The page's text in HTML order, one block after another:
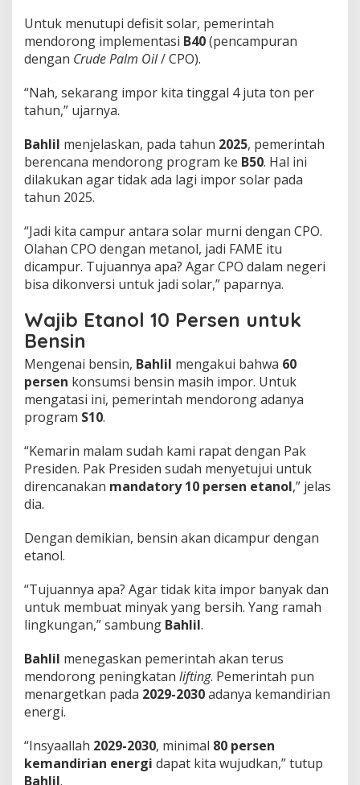
​Untuk menutupi defisit solar, pemerintah
mendorong implementasi B40(pencampuran
dengan Crude Palm Oil/ CPO).
​“Nah, sekarang impor kita tinggal 4 juta ton per
tahun,” ujarnya.
Bahlil menjelaskan, pada tahun 2025, pemerintah
berencana mendorong program ke B50. Hal ini
dilakukan agar tidak ada lagi impor solar pada
tahun 2025.
​“Jadi kita campur antara solar murni dengan CPO.
Olahan CPO dengan metanol, jadi FAME itu
dicampur. Tujuannya apa? Agar CPO dalam negeri
bisa dikonversi untuk jadi solar,” paparnya.
Wajib Etanol 10 Persen untuk
Bensin
​Mengenai bensin, Bahlil mengakui bahwa 60
persen konsumsi bensin masih impor. Untuk
mengatasi ini, pemerintah mendorong adanya
program S10.
​“Kemarin malam sudah kami rapat dengan Pak
Presiden. Pak Presiden sudah menyetujui untuk
direncanakan mandatory 10 persen etanol,” jelas
dia.
​Dengan demikian, bensin akan dicampur dengan
etanol.
​“Tujuannya apa? Agar tidak kita impor banyak dan
untuk membuat minyak yang bersih. Yang ramah
lingkungan,” sambung Bahlil.
Bahlil menegaskan pemerintah akan terus
mendorong peningkatan lifting. Pemerintah pun
menargetkan pada 2029-2030adanya kemandirian
energi.
​“Insyaallah 2029-2030, minimal 80 persen
kemandirian energi dapat kita wujudkan,” tutup
Bahlil.